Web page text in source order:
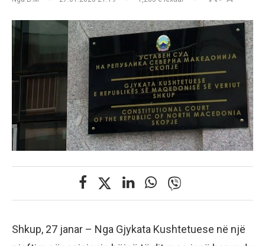
Shkup, 27 janar – Nga Gjykata Kushtetuese në një